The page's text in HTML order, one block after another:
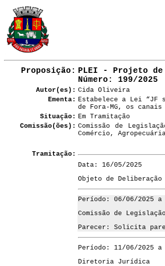
Proposição: PLEI - Projeto
Número : 199/2025
Autor(es): Cida Oliveira
Ementa: Estabelece a Lei “JF
de Fora-MG, os
Situação: Em Tramitação
Comissão(ões): Comissão de
Comércio,
Tramitação:
Data: 16/05/2025
Objeto de Deliberação
Período: 06/06/2025 a
Comissão de
Parecer: Solicita
Período: 11/06/2025 a
Diretoria Jurídica